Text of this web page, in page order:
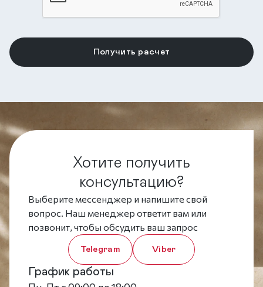
Хотите получить
консультацию?
Выберите мессенджер и напишите свой
вопрос. Наш менеджер ответит вам или
позвонит, чтобы обсудить ваш запрос
Telegram Viber
График работы